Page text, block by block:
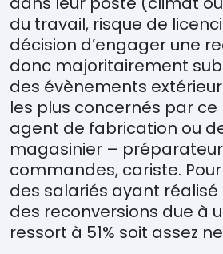
du travail, risque de
décision d’engager une
donc majoritairement
des évènements
les plus concernés par
agent de fabrication ou
magasinier –
commandes, cariste.
des salariés ayant réalisé
des reconversions due à
ressort à 51% soit assez